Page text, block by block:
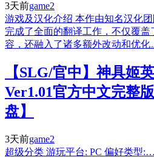
3天前game2
游戏及汉化介绍 本作由知名汉化
完成了全面的翻译工作，不仅覆
容，还融入了诸多额外改动和优
【SLG/官中】神具姬
Ver1.01官方中文完整
盘】
3天前game2
超级分类 游玩平台: PC 偏好类型:…